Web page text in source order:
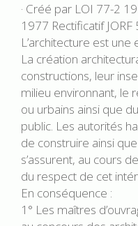
· Créé par LOI 77-2
1977 Rectificatif
L’architecture est
La création
constructions, leur
milieu environnant, le
ou urbains ainsi que
public. Les autorités
de construire ainsi
s’assurent, au cours
du respect de cet
En conséquence :
1° Les maîtres